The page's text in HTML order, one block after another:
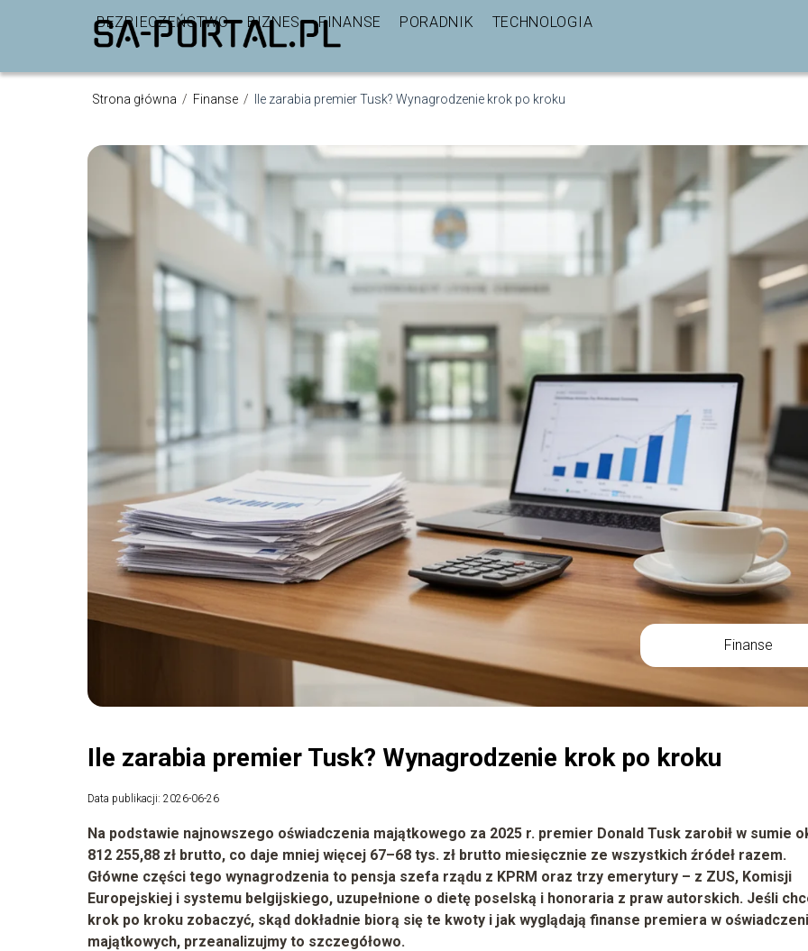
BEZPIECZEŃSTWO BIZNES FINANSE PORADNIK TECHNOLOGIA
Strona główna / Finanse / Ile zarabia premier Tusk? Wynagrodzenie krok po kroku
Finanse
Ile zarabia premier Tusk? Wynagrodzenie krok po kroku
Data publikacji: 2026-06-26
Na podstawie najnowszego oświadczenia majątkowego za 2025 r. premier Donald Tusk zarobił w sumie
812 255,88 zł brutto, co daje mniej więcej 67–68 tys. zł brutto miesięcznie ze wszystkich źródeł razem.
Główne części tego wynagrodzenia to pensja szefa rządu z KPRM oraz trzy emerytury – z ZUS, Komisji
Europejskiej i systemu belgijskiego, uzupełnione o dietę poselską i honoraria z praw autorskich. Jeśli
krok po kroku zobaczyć, skąd dokładnie biorą się te kwoty i jak wyglądają finanse premiera w
majątkowych, przeanalizujmy to szczegółowo.